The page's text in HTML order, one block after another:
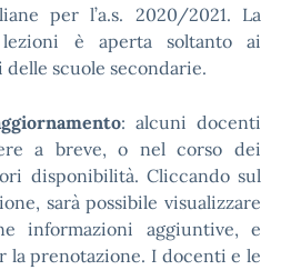
per l’a.s. 2020/2021. La
è aperta soltanto ai
scuole secondarie.
: alcuni docenti
a breve, o nel corso dei
disponibilità. Cliccando sul
sarà possibile visualizzare
informazioni aggiuntive, e
la prenotazione. I docenti e le